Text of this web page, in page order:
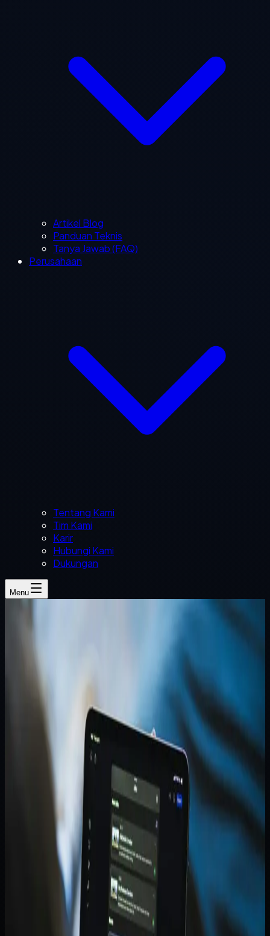
Artikel Blog
Panduan Teknis
Tanya Jawab (FAQ)
Perusahaan
Tentang Kami
Tim Kami
Karir
Hubungi Kami
Dukungan
Menu
Sistem Pesanan Pembelian Internal untuk
Distributor: Kapan Chat dan Spreadsheet
Sudah Tidak Cukup?
Pesanan pembelian internal sering awalnya terasa bisa
ditangani lewat chat dan spreadsheet. Masalah baru
terlihat ketika jumlah permintaan naik, persetujuan...
Metodologi panduan
Disusun dari pola hambatan operasional, perpindahan dari
spreadsheet, dan keputusan modul tahap pertama yang
paling sering muncul saat bisnis mulai butuh dasbor internal.
Cara memakainya
Jadikan wawasan ini sebagai landasan diskusi awal. Untuk
estimasi ruang lingkup dan harga final, konsultasikan
spesifikasi teknisnya dengan tim kami.